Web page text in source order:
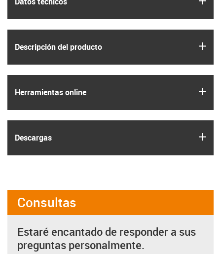
Descripción del producto
Herramientas online
Descargas
Consultas
Estaré encantado de responder a sus
preguntas personalmente.